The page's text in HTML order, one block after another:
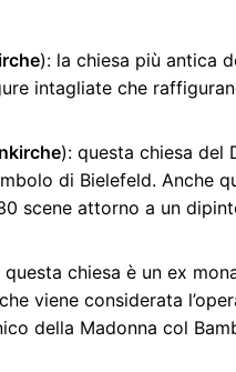
): la chiesa più antica
intagliate che
): questa chiesa del
di Bielefeld. Anche
scene attorno a un
chiesa è un ex
viene considerata
della Madonna col